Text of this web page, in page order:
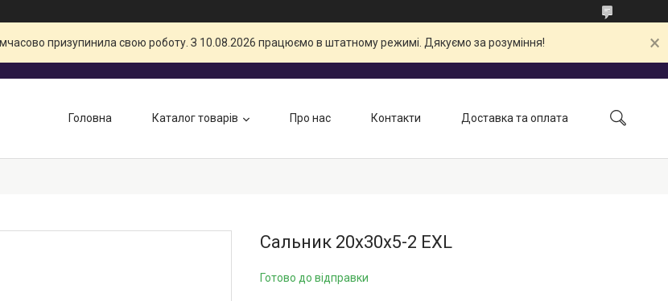
призупинила свою роботу. З 10.08.2026 працюємо в штатному режимі. Дякуємо за розуміння!
Головна Каталог товарів Про нас Контакти Доставка та оплата
Сальник 20х30х5-2 EXL
Готово до відправки